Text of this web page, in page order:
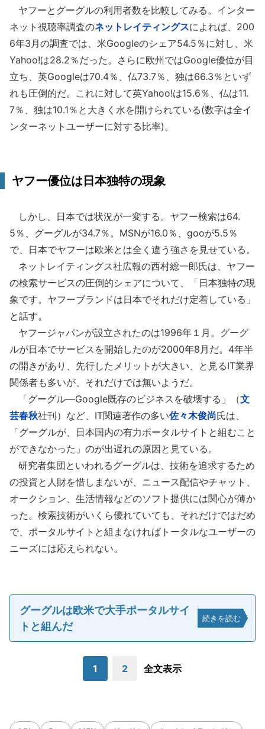
ヤフーとグーグルの利用者数を比較してみる。インター
ネット視聴率調査のネットレイティングスによれば、200
6年3月の調査では、米Googleのシェア54.5％に対し、米
Yahoo!は28.2％だった。さらに欧州ではGoogle優位が目
立ち、英Googleは70.4％、仏73.7％、独は66.3％といず
れも圧倒的だ。これに対して英Yahoo!は15.6％、仏は11.
7％、独は10.1％と大きく水を開けられている(数字は全イ
ンターネットユーザーに対する比率)。
ヤフー優位は日本独特の現象
しかし、日本では状況が一変する。ヤフー検索は64.
5％、グーグルが34.7％。MSNが16.0％、gooが5.5％
で、日本でヤフーは欧米とは全く違う強さを見せている。
ネットレイティングス社広報の西村総一郎氏は、ヤフー
の検索サービスの圧倒的シェアについて、「日本独特の現
象です。ヤフーブランドは日本でそれだけ定着している」
と話す。
ヤフージャパンが設立されたのは1996年１月。グーグ
ルが日本でサービスを開始したのが2000年8月だ。4年半
の開きがあり、先行したメリットが大きい、と見るIT業界
関係者も多いが、それだけでは無いようだ。
「グーグル―Google既存のビジネスを破壊する」（文
芸春秋社刊）など、IT関連著作の多い佐々木俊尚氏は、
「グーグルが、日本国内の有力ポータルサイトと組むこと
ができなかった」のが出遅れの原因と見ている。
研究者集団といわれるグーグルは、技術を追求するため
の投資と人財を惜しまないが、ニュース配信やチャット、
オークション、生活情報などのソフト提供には関心が薄か
った。検索技術がいくら優れていても、それだけではだめ
で、ポータルサイトと組まなければトータルなユーザーの
ニーズには応えられない。
グーグルは欧米で大手ポータルサイ
トと組んだ
続きを読む
1 2 全文表示